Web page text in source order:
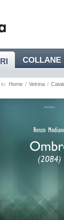
COLLANE
Home / Vetrina /